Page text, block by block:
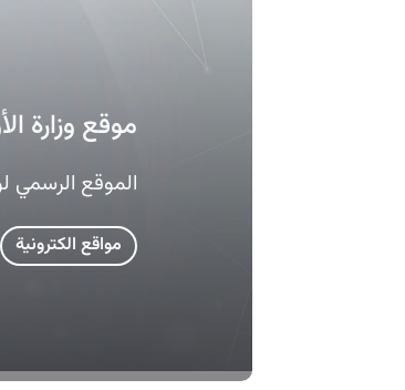
موقع وزارة
الموقع الرسمي
مواقع الكترونية